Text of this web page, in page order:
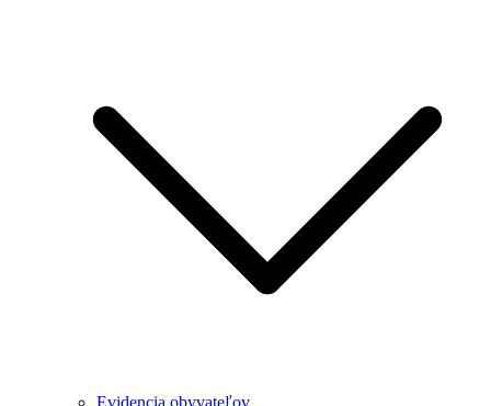
Evidencia obyvateľov